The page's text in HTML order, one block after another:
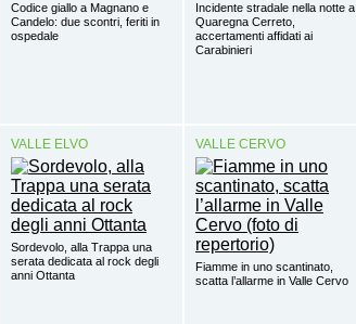
Codice giallo a Magnano e
Candelo: due scontri, feriti in
ospedale
Incidente stradale nella notte a
Quaregna Cerreto,
accertamenti affidati ai
Carabinieri
VALLE ELVO
Sordevolo, alla Trappa una
serata dedicata al rock degli
anni Ottanta
VALLE CERVO
Fiamme in uno scantinato,
scatta l’allarme in Valle Cervo